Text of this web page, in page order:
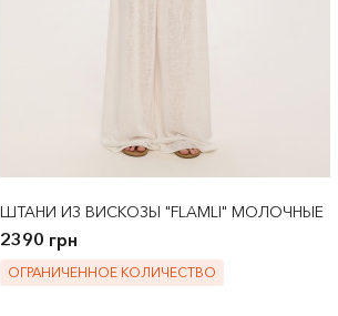
ШТАНИ ИЗ ВИСКОЗЫ "FLAMLI" МОЛОЧНЫЕ
2390 грн
ОГРАНИЧЕННОЕ КОЛИЧЕСТВО